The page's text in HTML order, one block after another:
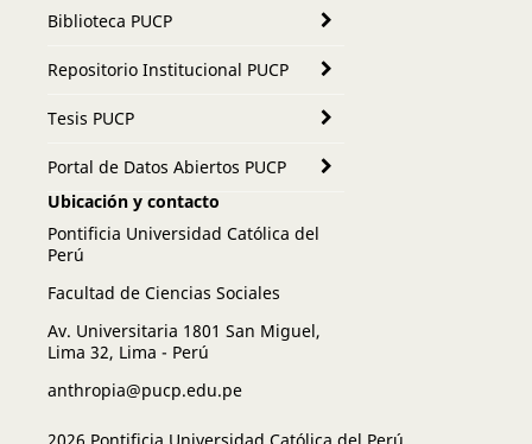
Biblioteca PUCP
Repositorio Institucional PUCP
Tesis PUCP
Portal de Datos Abiertos PUCP
Ubicación y contacto
Pontificia Universidad Católica del
Perú
Facultad de Ciencias Sociales
Av. Universitaria 1801 San Miguel,
Lima 32, Lima - Perú
anthropia@pucp.edu.pe
2026 Pontificia Universidad Católica del Perú